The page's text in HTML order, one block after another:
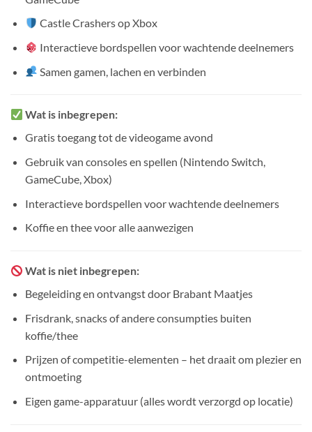
Castle Crashers op Xbox
Interactieve bordspellen voor wachtende deelnemers
Samen gamen, lachen en verbinden
Wat is inbegrepen:
Gratis toegang tot de videogame avond
Gebruik van consoles en spellen (Nintendo Switch,
GameCube, Xbox)
Interactieve bordspellen voor wachtende deelnemers
Koffie en thee voor alle aanwezigen
Wat is niet inbegrepen:
Begeleiding en ontvangst door Brabant Maatjes
Frisdrank, snacks of andere consumpties buiten
koffie/thee
Prijzen of competitie-elementen – het draait om plezier en
ontmoeting
Eigen game-apparatuur (alles wordt verzorgd op locatie)